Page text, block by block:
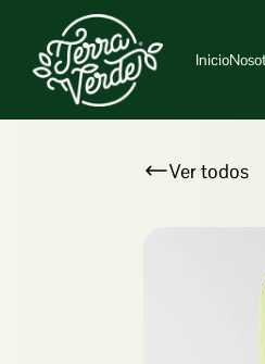
Inicio
Ver todos